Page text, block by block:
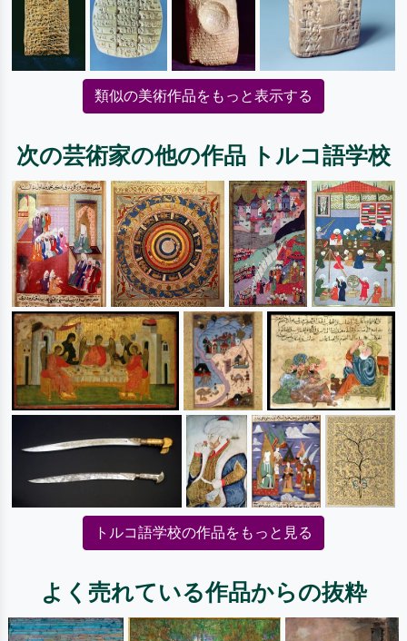
類似の美術作品をもっと表示する
次の芸術家の他の作品 トルコ語学校
トルコ語学校の作品をもっと見る
よく売れている作品からの抜粋